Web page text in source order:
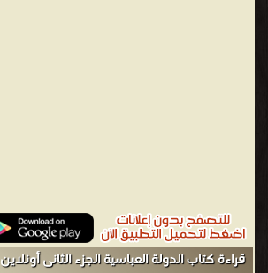
المدني ❝ ❱
من كتب التاريخ الإسلامي - مكتبة كتب التاريخ.
قراءة كتاب الدولة العباسية الجزء الثانى أونلاين